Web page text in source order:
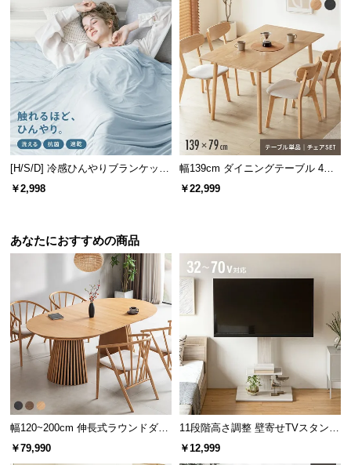
[H/S/D] 冷感ひんやりブランケット
リバーシブル 速乾 抗菌 洗える
￥2,998
幅139cm ダイニングテーブル 4人
掛け
￥22,999
あなたにおすすめの商品
幅120~200cm 伸長式ラウンドダイ
ニングテーブル 6人掛け 天然木突
板 美しい格子デザイン
￥79,990
11段階高さ調整 壁寄せTVスタンド
キャスター付き 上下左右角度調節
￥12,999